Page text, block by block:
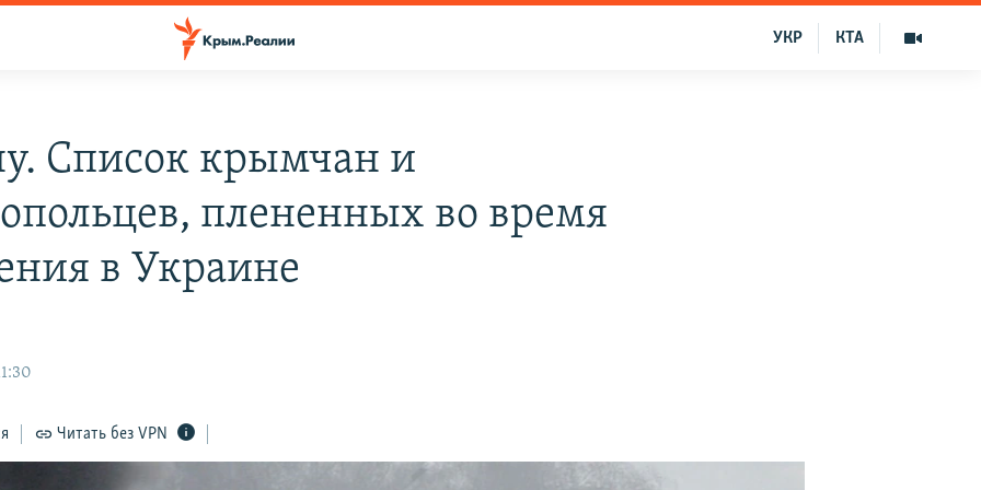
КТА
УКР
Список крымчан и
плененных во время
в Украине
Читать без VPN